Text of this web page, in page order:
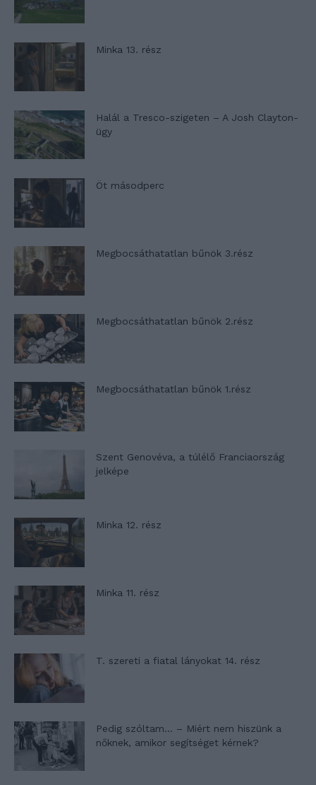
Minka 13. rész
Halál a Tresco-szigeten – A Josh Clayton-
ügy
Öt másodperc
Megbocsáthatatlan bűnök 3.rész
Megbocsáthatatlan bűnök 2.rész
Megbocsáthatatlan bűnök 1.rész
Szent Genovéva, a túlélő Franciaország
jelképe
Minka 12. rész
Minka 11. rész
T. szereti a fiatal lányokat 14. rész
Pedig szóltam… – Miért nem hiszünk a
nőknek, amikor segítséget kérnek?